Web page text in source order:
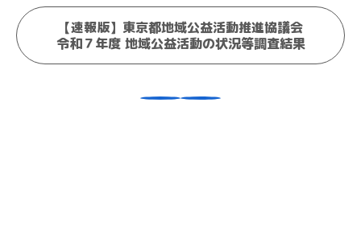
【速報版】東京都地域公益活動推進協議会
令和７年度 地域公益活動の状況等調査結果